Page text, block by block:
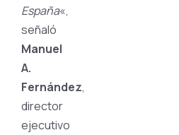
España«,
señaló
Manuel
A.
Fernández,
director
ejecutivo